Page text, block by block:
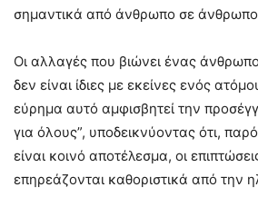
σημαντικά από άνθρωπο σε
Οι αλλαγές που βιώνει ένας
δεν είναι ίδιες με εκείνες ενός
εύρημα αυτό αμφισβητεί την
για όλους”, υποδεικνύοντας ότι,
είναι κοινό αποτέλεσμα, οι
επηρεάζονται καθοριστικά από την